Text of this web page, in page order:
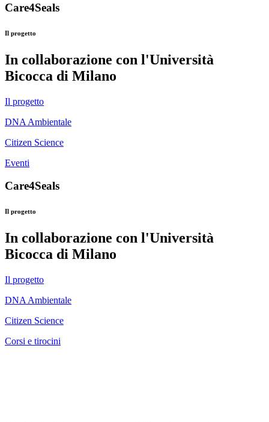
Care4Seals
Il progetto
In collaborazione con l'Università
Bicocca di Milano
Il progetto
DNA Ambientale
Citizen Science
Eventi
Care4Seals
Il progetto
In collaborazione con l'Università
Bicocca di Milano
Il progetto
DNA Ambientale
Citizen Science
Corsi e tirocini